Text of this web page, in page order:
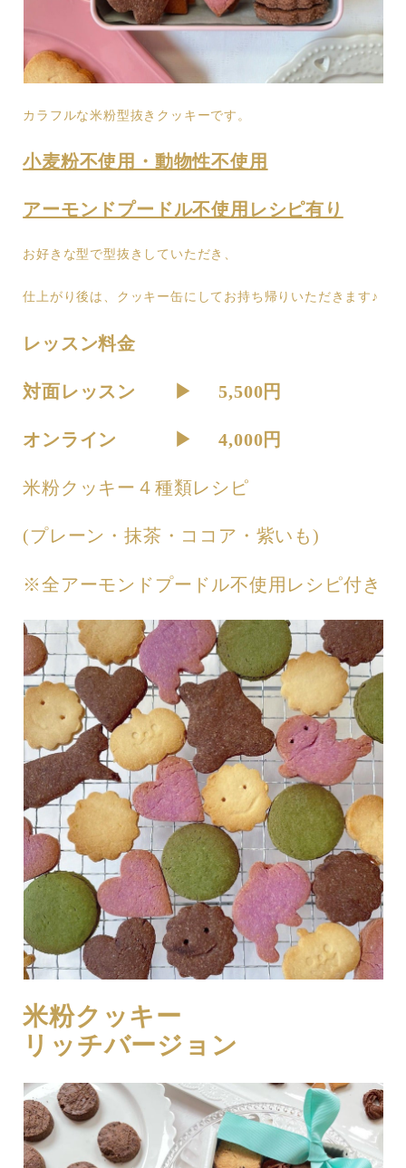
カラフルな米粉型抜きクッキーです。
小麦粉不使用・動物性不使用
アーモンドプードル不使用レシピ有り
お好きな型で型抜きしていただき、
仕上がり後は、クッキー缶にしてお持ち帰りいただきます♪
レッスン料金
対面レッスン ▶︎ 5,500円
オンライン ▶︎ 4,000円
米粉クッキー４種類レシピ
(プレーン・抹茶・ココア・紫いも)
※全アーモンドプードル不使用レシピ付き
米粉クッキー
リッチバージョン